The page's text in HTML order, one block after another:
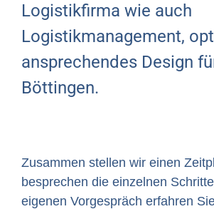
Logistikfirma wie auch
Logistikmanagement,
ansprechendes Design
Böttingen.
Zusammen stellen wir einen
besprechen die einzelnen
eigenen Vorgespräch erfahren